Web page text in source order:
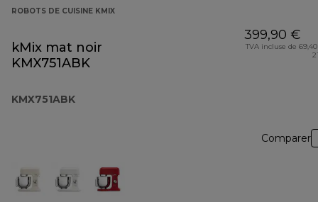
ROBOTS DE CUISINE KMIX
kMix mat noir
KMX751ABK
KMX751ABK
399,90 €
TVA incluse de
Comparer